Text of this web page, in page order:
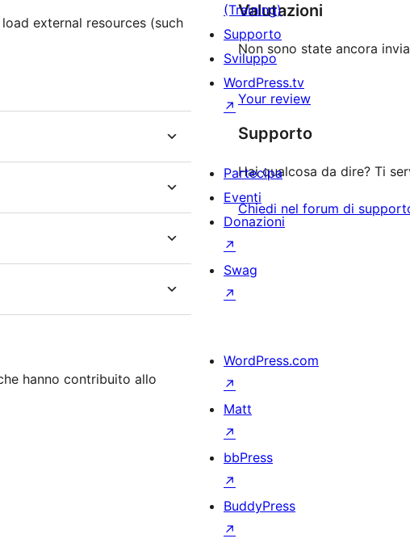
external resources (such
hanno contribuito allo
Valutazioni
Non sono state ancora
Your review
Supporto
Hai qualcosa da dire? Ti
Chiedi nel forum di
(Training)
Supporto
Sviluppo
WordPress.tv
↗
Partecipa
Eventi
Donazioni
↗
Swag
↗
WordPress.com
↗
Matt
↗
bbPress
↗
BuddyPress
↗